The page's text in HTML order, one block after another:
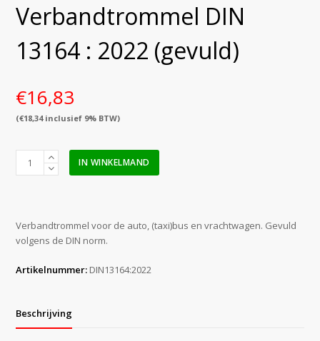
Verbandtrommel DIN
13164 : 2022 (gevuld)
€16,83
(€18,34inclusief 9% BTW)
Verbandtrommel
(gevuld)
aantal
IN WINKELMAND
Verbandtrommel voor de auto, (taxi)bus en vrachtwagen. Gevuld
volgens de DIN norm.
Artikelnummer: DIN13164:2022
Beschrijving